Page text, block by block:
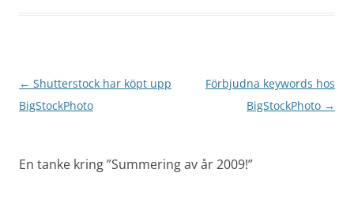
Inläggsnavigering
← Shutterstock har köpt upp
BigStockPhoto
Förbjudna keywords hos
BigStockPhoto →
En tanke kring ”Summering av år 2009!”